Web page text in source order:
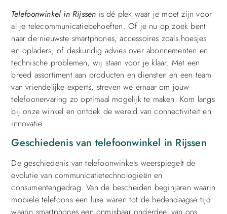
Telefoonwinkel in Rijssen is dé plek waar je moet zijn voor
al je telecommunicatiebehoeften. Of je nu op zoek bent
naar de nieuwste smartphones, accessoires zoals hoesjes
en opladers, of deskundig advies over abonnementen en
technische problemen, wij staan voor je klaar. Met een
breed assortiment aan producten en diensten en een team
van vriendelijke experts, streven we ernaar om jouw
telefoonervaring zo optimaal mogelijk te maken. Kom langs
bij onze winkel en ontdek de wereld van connectiviteit en
innovatie.
Geschiedenis van telefoonwinkel in Rijssen
De geschiedenis van telefoonwinkels weerspiegelt de
evolutie van communicatietechnologieën en
consumentengedrag. Van de bescheiden beginjaren waarin
mobiele telefoons een luxe waren tot de hedendaagse tijd